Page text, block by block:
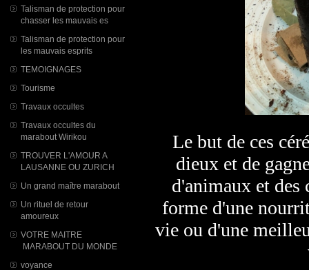
Talisman de protection pour
chasser les mauvais es
Talisman de protection pour
les mauvais esprits
TEMOIGNAGES
Tourisme
Travaux occultes
Travaux occultes du
marabout Wirikou
TROUVER L'AMOUR A
LAUSANNE OU ZURICH
Un grand maître marabout
Un rituel de retour
amoureux
VOTRE MAITRE
MARABOUT DU MONDE
voyance
Le but de ces
dieux et de
d'animaux et des
forme d'une
vie ou d'une